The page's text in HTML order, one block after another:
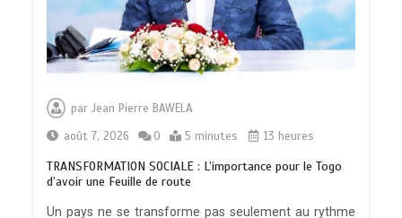
parJean Pierre BAWELA
août 7, 2026
0 5 minutes 13 heures
TRANSFORMATION SOCIALE : L’importance pour le Togo
d’avoir une Feuille de route
Un pays ne se transforme pas seulement au rythme